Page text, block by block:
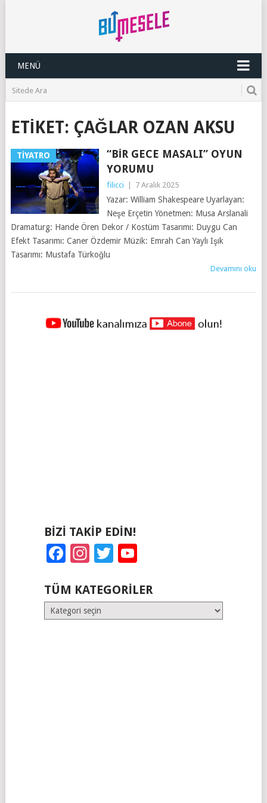
MENÜ
ETIKET: ÇAĞLAR OZAN AKSU
TIYATRO
“BIR GECE MASALI” OYUN
YORUMU
filicci 7 Aralık 2025
Yazar: William Shakespeare Uyarlayan:
Neşe Erçetin Yönetmen: Musa Arslanali
Dramaturg: Hande Ören Dekor / Kostüm Tasarımı: Duygu Can
Efekt Tasarımı: Caner Özdemir Müzik: Emrah Can Yaylı Işık
Tasarımı: Mustafa Türkoğlu
Devamını oku
YAZILAR
BIZI TAKIP EDIN!
Facebook
Instagram
Twitter
TÜM KATEGORILER
Tüm
Kategoriler